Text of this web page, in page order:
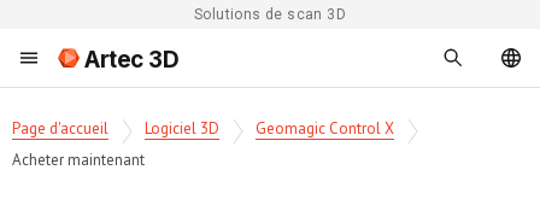
Solutions de scan 3D
Artec 3D
Page d'accueil Logiciel 3D
Geomagic Control X
Acheter maintenant